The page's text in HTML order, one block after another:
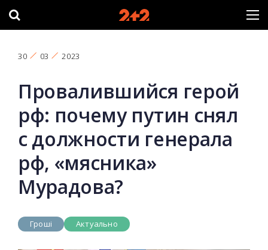
30 03 2023
Провалившийся герой
рф: почему путин снял
с должности генерала
рф, «мясника»
Мурадова?
Гроші Актуально